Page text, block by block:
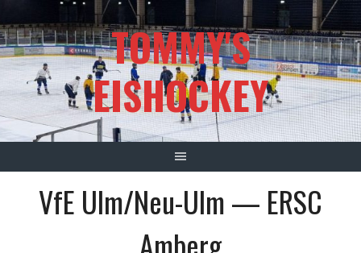
zum
Inhalt
TOMMY'S
EISHOCKEY
VfE Ulm/Neu-Ulm — ERSC